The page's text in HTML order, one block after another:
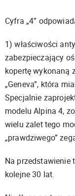
Cyfra „4”
1) właściwości
zabezpieczający
kopertęwykonaną
„Geneva”, która
Specjalnie
modelu Alpina 4,
wielu zalet tego
„prawdziwego”
Na przedstawienie
kolejne 30 lat.